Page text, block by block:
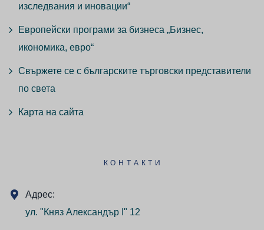
изследвания и иновации“
Европейски програми за бизнеса „Бизнес,
икономика, евро“
Свържете се с българските търговски представители
по света
Карта на сайта
КОНТАКТИ
Адрес:
ул. "Княз Александър I" 12